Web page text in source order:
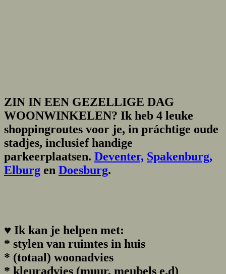
ZIN IN EEN GEZELLIGE DAG
WOONWINKELEN? Ik heb 4 leuke
shoppingroutes voor je, in práchtige oude
stadjes, inclusief handige
parkeerplaatsen. Deventer, Spakenburg,
Elburg en Doesburg.
♥ Ik kan je helpen met:
* stylen van ruimtes in huis
* (totaal) woonadvies
* kleuradvies (muur, meubels e.d)